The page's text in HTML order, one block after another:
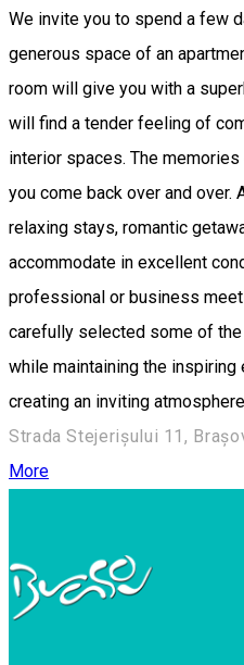
We invite you to spend a few
generous space of an
room will give you with a
will find a tender feeling of
interior spaces. The
you come back over and
relaxing stays, romantic
accommodate in excellent
professional or business
carefully selected some of
while maintaining the
creating an inviting
Strada Stejerișului 11,
More